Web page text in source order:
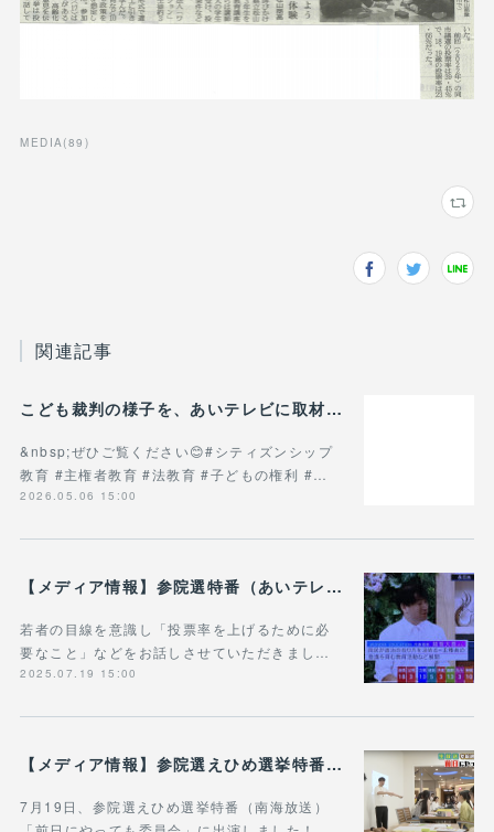
MEDIA(89 )
関連記事
こども裁判の様子を、あいテレビに取材していただきました！
&nbsp;ぜひご覧ください😊#シティズンシップ
教育 #主権者教育 #法教育 #子どもの権利 #…
2026.05.06 15:00
【メディア情報】参院選特番（あいテレビ）の愛媛選挙区の開票速報番組「選挙の日 えひめ」にゲスト出演しました！
若者の目線を意識し「投票率を上げるために必
要なこと」などをお話しさせていただきまし…
2025.07.19 15:00
【メディア情報】参院選えひめ選挙特番「前日にやっても委員会」にワークショップの様子を取り上げていただきました！
7月19日、参院選えひめ選挙特番（南海放送）